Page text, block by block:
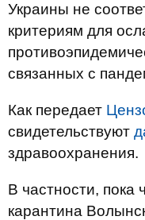
Украины не
критериям для
связанных с
Как передает
свидетельствуют
здравоохранения.
В частности, пока
карантина